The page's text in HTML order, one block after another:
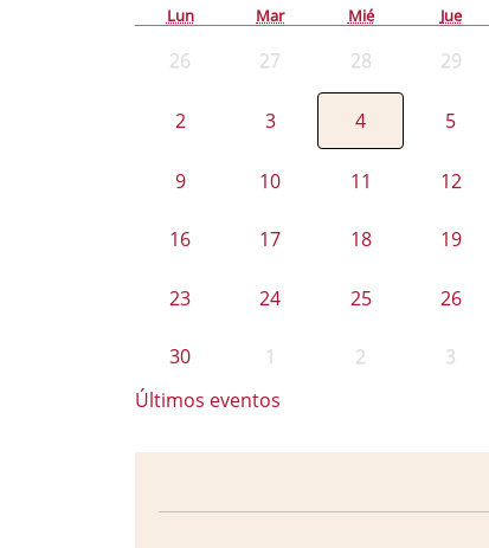
Lun Mar Mié Jue
26 27 28 29
2 3 4 5
9 10 11 12
16 17 18 19
23 24 25 26
30 1 2 3
Últimos eventos